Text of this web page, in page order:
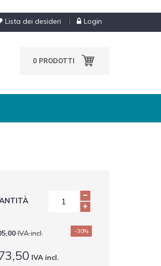
Lista dei desideri Login
0 PRODOTTI
IVA incl. -30%
IVA incl.